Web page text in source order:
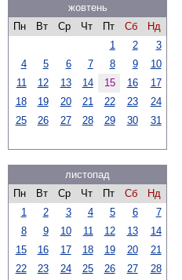
жовтень
Пн
Вт Ср Чт Пт Сб
Нд
1
2
3
4
5 6 7 8 9
10
11
12 13 14 15 16
17
18
19 20 21 22 23
24
25
26 27 28 29 30 31
листопад
Пн
Вт Ср Чт Пт Сб
Нд
1
2 3 4 5 6
7
8
9 10 11 12 13
14
15
16 17 18 19 20
21
22
23 24 25 26 27
28